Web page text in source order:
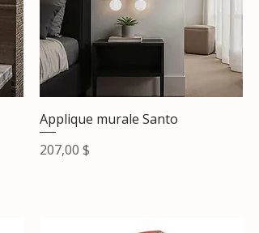
Applique murale Santo
Prix
207,00 $